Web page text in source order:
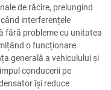
de răcire, prelungind
interferențele
fără probleme cu unitatea
o funcționare
generală a vehiculului și
conducerii pe
își reduce